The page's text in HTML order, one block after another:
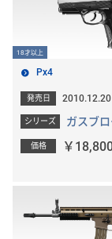
18才以上
Px4
発売日 2010.12.20
シリーズ ガスブ
価格 ￥